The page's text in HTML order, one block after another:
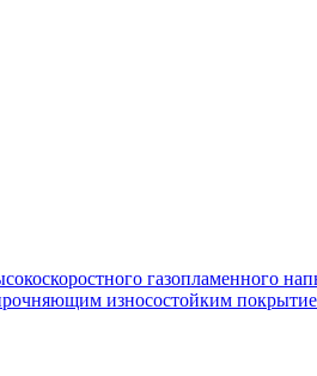
газопламенного
износостойким